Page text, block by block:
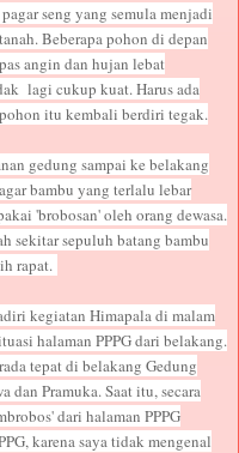
seng yang semula menjadi
Beberapa pohon di depan
angin dan hujan lebat
lagi cukup kuat. Harus ada
itu kembali berdiri tegak.
gedung sampai ke belakang
bambu yang terlalu lebar
'brobosan' oleh orang dewasa.
sekitar sepuluh batang bambu
rapat.
kegiatan Himapala di malam
halaman PPPG dari belakang.
tepat di belakang Gedung
dan Pramuka. Saat itu, secara
dari halaman PPPG
karena saya tidak mengenal